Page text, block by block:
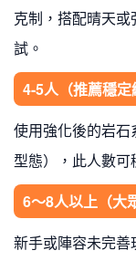
克制，搭配晴天
試。
4-5人（推薦穩定
使用強化後的岩
型態），此人數可
6～8人以上（大
新手或陣容未完